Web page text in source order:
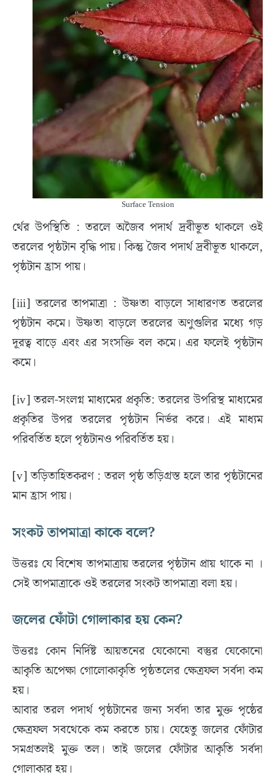
Surface Tension
র্থের উপস্থিতি : তরলে অজৈব পদার্থ দ্রবীভূত থাকলে ওই
তরলের পৃষ্ঠটান বৃদ্ধি পায়। কিন্তু জৈব পদার্থ দ্রবীভূত থাকলে,
পৃষ্ঠটান হ্রাস পায়।
[iii] তরলের তাপমাত্রা : উষ্ণতা বাড়লে সাধারণত তরলের
পৃষ্ঠটান কমে। উষ্ণতা বাড়লে তরলের অণুগুলির মধ্যে গড়
দূরত্ব বাড়ে এবং এর সংসক্তি বল কমে। এর ফলেই পৃষ্ঠটান
কমে।
[iv] তরল-সংলগ্ন মাধ্যমের প্রকৃতি: তরলের উপরিস্থ মাধ্যমের
প্রকৃতির উপর তরলের পৃষ্ঠটান নির্ভর করে। এই মাধ্যম
পরিবর্তিত হলে পৃষ্ঠটানও পরিবর্তিত হয়।
[v] তড়িতাহিতকরণ : তরল পৃষ্ঠ তড়িগ্রস্ত হলে তার পৃষ্ঠটানের
মান হ্রাস পায়।
সংকট তাপমাত্রা কাকে বলে?
উত্তরঃ যে বিশেষ তাপমাত্রায় তরলের পৃষ্ঠটান প্রায় থাকে না ।
সেই তাপমাত্রাকে ওই তরলের সংকট তাপমাত্রা বলা হয়।
জলের ফোঁটা গোলাকার হয় কেন?
উত্তরঃ কোন নির্দিষ্ট আয়তনের যেকোনো বস্তুর যেকোনো
আকৃতি অপেক্ষা গোলোকাকৃতি পৃষ্ঠতলের ক্ষেত্রফল সর্বদা কম
হয়।
আবার তরল পদার্থ পৃষ্ঠটানের জন্য সর্বদা তার মুক্ত পৃষ্ঠের
ক্ষেত্রফল সবথেকে কম করতে চায়। যেহেতু জলের ফোঁটার
সমগ্রতলই মুক্ত তল। তাই জলের ফোঁটার আকৃতি সর্বদা
গোলাকার হয়।